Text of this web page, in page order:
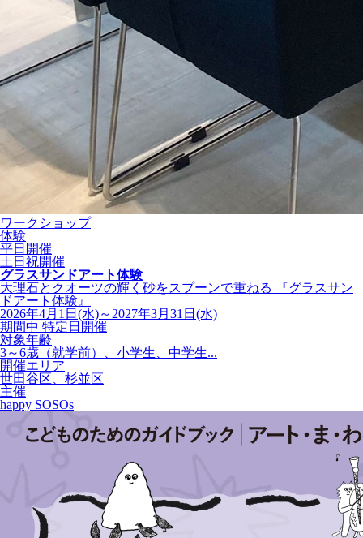
ワークショップ
体験
平日開催
土日祝開催
グラスサンドアート体験
大理石とクオーツの輝く砂をスプーンで重ねる 『グラスサン
ドアート体験』
2026年4月1日(水)～2027年3月31日(水)
期間中 特定日開催
対象年齢
3～6歳（就学前）、小学生、中学生...
開催エリア
世田谷区、杉並区
主催
happy SOSOs